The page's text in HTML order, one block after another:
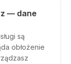
— dane
są
obłożenie